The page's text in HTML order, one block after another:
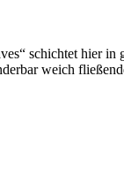
schichtet hier
weich